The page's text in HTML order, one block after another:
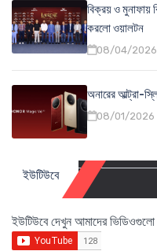
বিক্রয় ও মুনাফায়
করলো ওয়ালটন
08/04/2026
অনারের আল্ট্রা-
08/01/2026
ইউটিউবে
ইউটিউবে দেখুন আমাদের ভিডিওগুলো